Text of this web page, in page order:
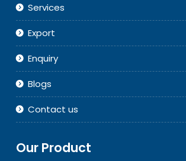
Services
Export
Enquiry
Blogs
Contact us
Our Product